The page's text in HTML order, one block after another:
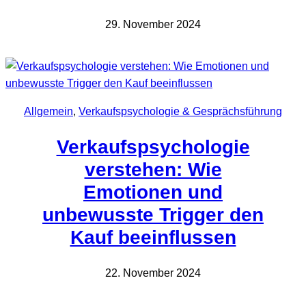
29. November 2024
Allgemein, Verkaufspsychologie & Gesprächsführung
Verkaufspsychologie
verstehen: Wie
Emotionen und
unbewusste Trigger den
Kauf beeinflussen
22. November 2024